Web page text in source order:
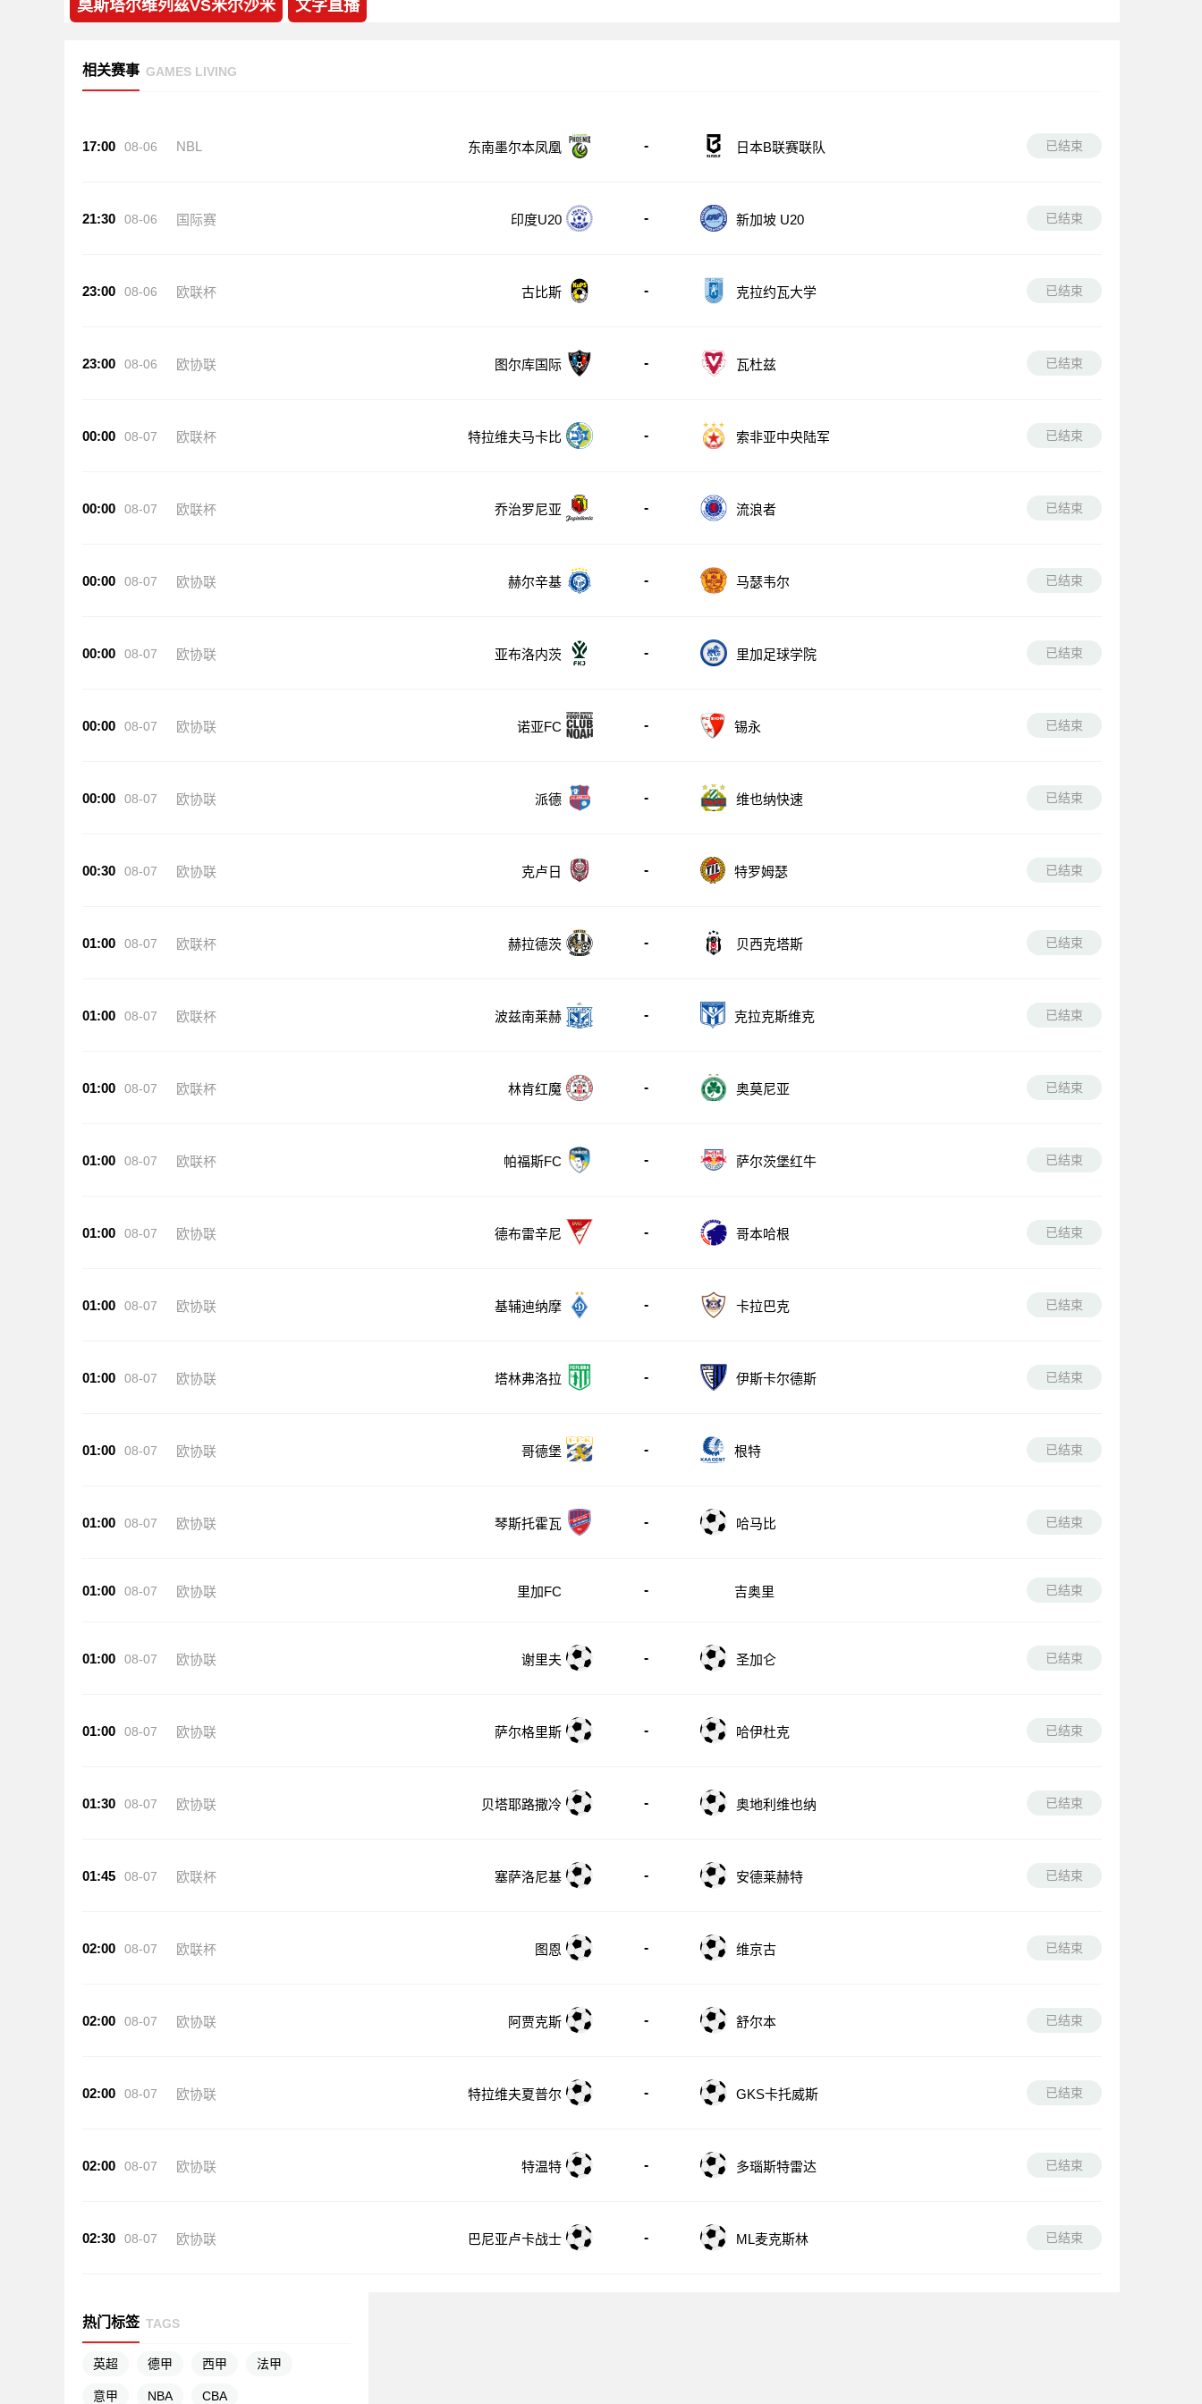
莫斯塔尔维列兹VS米尔沙米 文字直播
相关赛事 GAMES LIVING
17:00 08-06 NBL 东南墨尔本凤凰 - 日本B联赛联队 已结束
21:30 08-06 国际赛 印度U20 - 新加坡 U20 已结束
23:00 08-06 欧联杯 古比斯 - 克拉约瓦大学 已结束
23:00 08-06 欧协联 图尔库国际 - 瓦杜兹 已结束
00:00 08-07 欧联杯 特拉维夫马卡比 - 索非亚中央陆军 已结束
00:00 08-07 欧联杯 乔治罗尼亚 - 流浪者 已结束
00:00 08-07 欧协联 赫尔辛基 - 马瑟韦尔 已结束
00:00 08-07 欧协联 亚布洛内茨 - 里加足球学院 已结束
00:00 08-07 欧协联 诺亚FC - 锡永 已结束
00:00 08-07 欧协联 派德 - 维也纳快速 已结束
00:30 08-07 欧协联 克卢日 - 特罗姆瑟 已结束
01:00 08-07 欧联杯 赫拉德茨 - 贝西克塔斯 已结束
01:00 08-07 欧联杯 波兹南莱赫 - 克拉克斯维克 已结束
01:00 08-07 欧联杯 林肯红魔 - 奥莫尼亚 已结束
01:00 08-07 欧联杯 帕福斯FC - 萨尔茨堡红牛 已结束
01:00 08-07 欧协联 德布雷辛尼 - 哥本哈根 已结束
01:00 08-07 欧协联 基辅迪纳摩 - 卡拉巴克 已结束
01:00 08-07 欧协联 塔林弗洛拉 - 伊斯卡尔德斯 已结束
01:00 08-07 欧协联 哥德堡 - 根特 已结束
01:00 08-07 欧协联 琴斯托霍瓦 - 哈马比 已结束
01:00 08-07 欧协联 里加FC - 吉奥里 已结束
01:00 08-07 欧协联 谢里夫 圣加仑 已结束
01:00 08-07 欧协联 萨尔格里斯 哈伊杜克 已结束
01:30 08-07 欧协联 贝塔耶路撒冷 奥地利维也纳 已结束
01:45 08-07 欧联杯 塞萨洛尼基 安德莱赫特 已结束
02:00 08-07 欧联杯 图恩 维京古 已结束
02:00 08-07 欧协联 阿贾克斯 舒尔本 已结束
02:00 08-07 欧协联 特拉维夫夏普尔 GKS卡托威斯 已结束
02:00 08-07 欧协联 特温特 多瑙斯特雷达 已结束
02:30 08-07 欧协联 巴尼亚卢卡战士 ML麦克斯林 已结束
热门标签 TAGS
英超 德甲 西甲 法甲